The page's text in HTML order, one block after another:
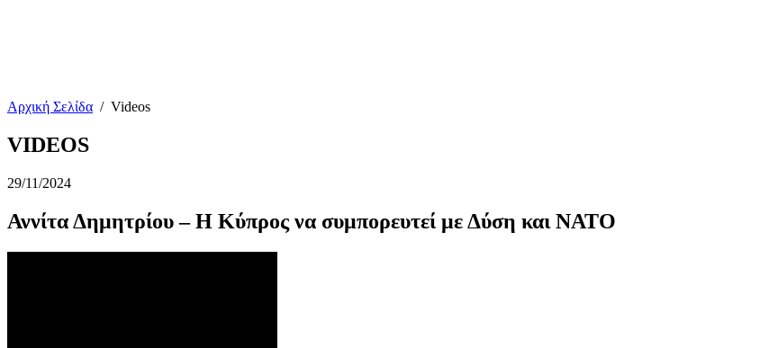
Αρχική Σελίδα / Videos
VIDEOS
29/11/2024
Αννίτα Δημητρίου – Η Κύπρος να συμπορευτεί με Δύση και ΝΑΤΟ